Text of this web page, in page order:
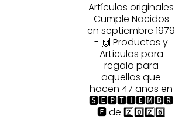
Artículos originales
Cumple Nacidos
en septiembre 1979
- 🙌 Productos y
Artículos para
regalo para
aquellos que
hacen 47 años en
🆂🅴🅿🆃🅸🅴🅼🅱🆁
🅴 de 2️⃣0️⃣2️⃣6️⃣